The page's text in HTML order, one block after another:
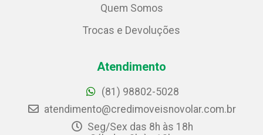
Quem Somos
Trocas e Devoluções
Atendimento
(81) 98802-5028
atendimento@credimoveisnovolar.com.br
Seg/Sex das 8h às 18h